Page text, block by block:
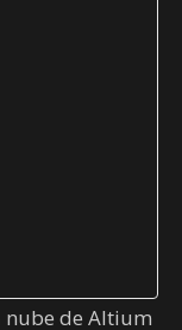
nube de Altium